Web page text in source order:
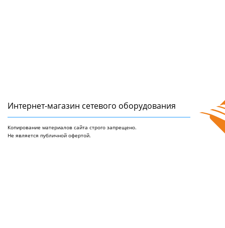
Интернет-магазин сетeвого оборудования
Копирование материалов сайта строго запрещено.
Не является публичной офертой.